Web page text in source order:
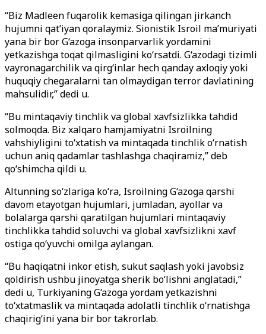
“Biz Madleen fuqarolik kemasiga qilingan jirkanch
hujumni qat’iyan qoralaymiz. Sionistik Isroil ma’muriyati
yana bir bor G‘azoga insonparvarlik yordamini
yetkazishga toqat qilmasligini ko‘rsatdi. G‘azodagi tizimli
vayronagarchilik va qirg‘inlar hech qanday axloqiy yoki
huquqiy chegaralarni tan olmaydigan terror davlatining
mahsulidir,” dedi u.
“Bu mintaqaviy tinchlik va global xavfsizlikka tahdid
solmoqda. Biz xalqaro hamjamiyatni Isroilning
vahshiyligini to‘xtatish va mintaqada tinchlik o‘rnatish
uchun aniq qadamlar tashlashga chaqiramiz,” deb
qo‘shimcha qildi u.
Altunning so‘zlariga ko‘ra, Isroilning G‘azoga qarshi
davom etayotgan hujumlari, jumladan, ayollar va
bolalarga qarshi qaratilgan hujumlari mintaqaviy
tinchlikka tahdid soluvchi va global xavfsizlikni xavf
ostiga qo‘yuvchi omilga aylangan.
“Bu haqiqatni inkor etish, sukut saqlash yoki javobsiz
qoldirish ushbu jinoyatga sherik bo‘lishni anglatadi,”
dedi u, Turkiyaning G‘azoga yordam yetkazishni
to‘xtatmaslik va mintaqada adolatli tinchlik o‘rnatishga
chaqirig‘ini yana bir bor takrorlab.